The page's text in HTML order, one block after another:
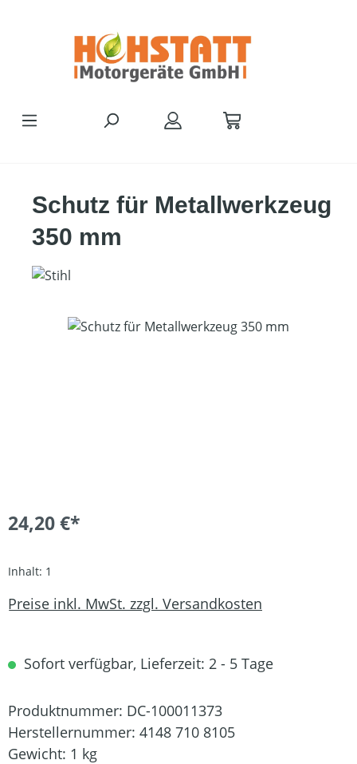
Schutz für Metallwerkzeug
350 mm
Bildergalerie überspringen
24,20 €*
Inhalt: 1
Preise inkl. MwSt. zzgl. Versandkosten
Sofort verfügbar, Lieferzeit: 2 - 5 Tage
Produktnummer: DC-100011373
Herstellernummer: 4148 710 8105
Gewicht: 1 kg